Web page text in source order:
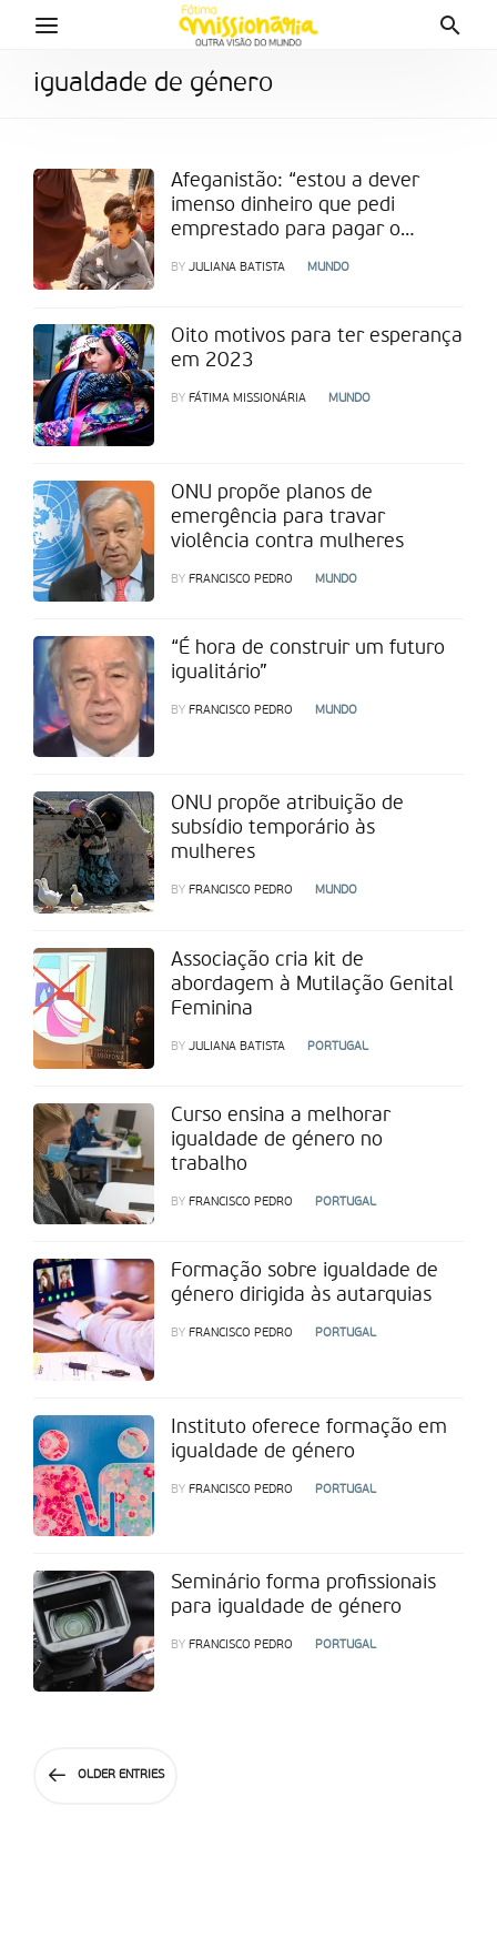
igualdade de género
Afeganistão: “estou a dever
imenso dinheiro que pedi
emprestado para pagar o
BYJULIANA BATISTA MUNDO
Oito motivos para ter esperança
em 2023
BYFÁTIMA MISSIONÁRIA MUNDO
ONU propõe planos de
emergência para travar
violência contra mulheres
BY FRANCISCO PEDRO MUNDO
“É hora de construir um futuro
igualitário”
BY FRANCISCO PEDRO MUNDO
ONU propõe atribuição de
subsídio temporário às
mulheres
BYFRANCISCO PEDRO MUNDO
Associação cria kit de
abordagem à Mutilação Genital
Feminina
BYJULIANA BATISTA PORTUGAL
Curso ensina a melhorar
igualdade de género no
trabalho
BY FRANCISCO PEDRO PORTUGAL
Formação sobre igualdade de
género dirigida às autarquias
BYFRANCISCO PEDRO PORTUGAL
Instituto oferece formação em
igualdade de género
BY FRANCISCO PEDRO PORTUGAL
Seminário forma profissionais
para igualdade de género
BY FRANCISCO PEDRO PORTUGAL
OLDER ENTRIES